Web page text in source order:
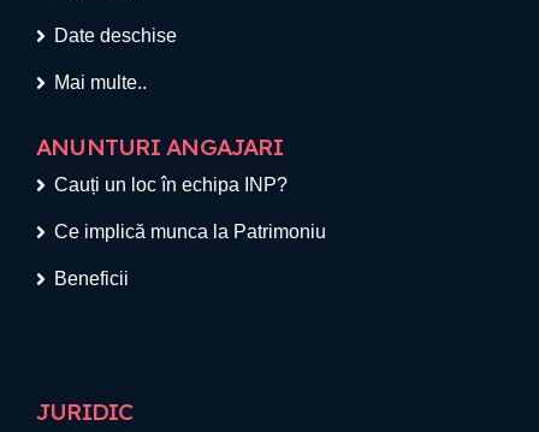
Date deschise
Mai multe..
ANUNTURI ANGAJARI
Cauți un loc în echipa INP?
Ce implică munca la Patrimoniu
Beneficii
JURIDIC